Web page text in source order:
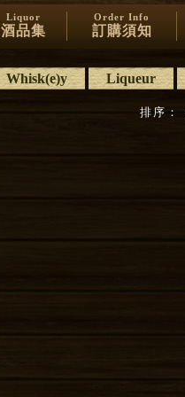
Liquor
酒品集
Order Info
訂購須知
Whisk(e)y Liqueur
排序：